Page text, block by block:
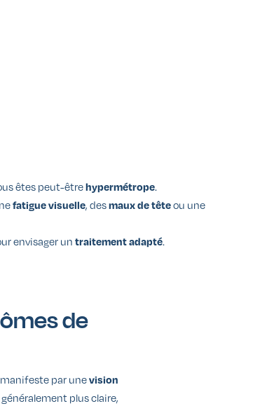
êtes peut-êtrehypermétrope.
fatigue visuelle, desmaux de têteou une
envisager un traitement adapté.
de
par unevision
plus claire,